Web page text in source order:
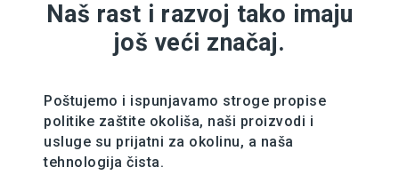
Naš rast i razvoj tako imaju
još veći značaj.
Poštujemo i ispunjavamo stroge propise
politike zaštite okoliša, naši proizvodi i
usluge su prijatni za okolinu, a naša
tehnologija čista.